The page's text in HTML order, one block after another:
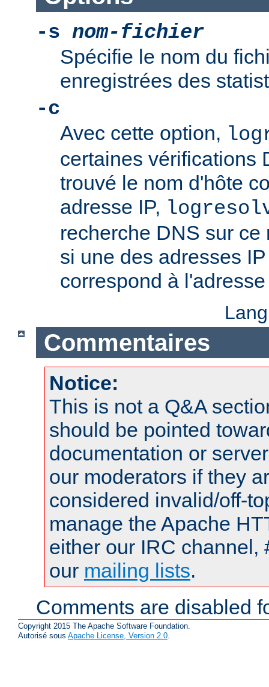
-s nom-fichier
Spécifie le nom du
enregistrées des
-c
Avec cette option,
certaines vérifications
trouvé le nom d'hôte
adresse IP,
recherche DNS sur
si une des adresses
correspond à
Commentaires
Notice:
This is not a Q&A
should be pointed
documentation or
our moderators if they
considered invalid/off-
manage the Apache
either our IRC channel,
our mailing lists.
Comments are disabled
Copyright 2015 The Apache Software Foundation.
Autorisé sous Apache License, Version 2.0